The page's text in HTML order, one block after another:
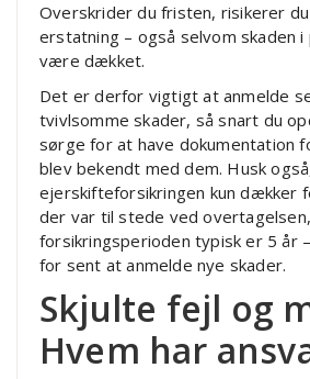
Overskrider du fristen, risikerer
erstatning – også selvom skaden
være dækket.
Det er derfor vigtigt at anmelde
tvivlsomme skader, så snart du
sørge for at have dokumentation
blev bekendt med dem. Husk
ejerskifteforsikringen kun dækker
der var til stede ved
forsikringsperioden typisk er 5 år
for sent at anmelde nye skader.
Skjulte fejl og
Hvem har